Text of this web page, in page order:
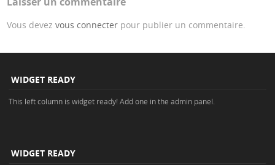
Vous devezvous connecter pour publier un commentaire.
WIDGET READY
This left column is widget ready! Add one in the admin panel.
WIDGET READY